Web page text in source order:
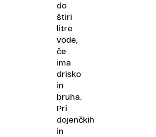
do
štiri
litre
vode,
če
ima
drisko
in
bruha.
Pri
dojenčkih
in